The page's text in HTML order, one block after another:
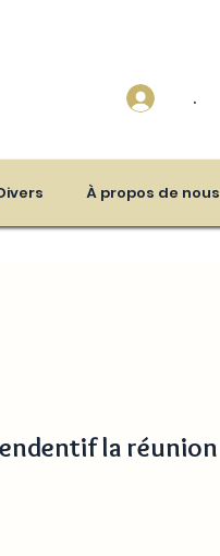
.
À propos de nous
la réunion